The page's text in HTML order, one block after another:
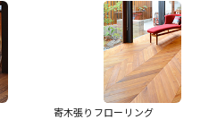
寄木張りフローリング